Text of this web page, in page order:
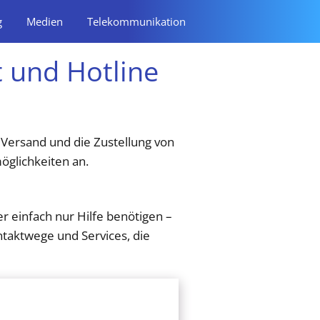
Medien Telekommunikation
und Hotline
und die Zustellung von
an.
einfach nur Hilfe benötigen –
und Services, die